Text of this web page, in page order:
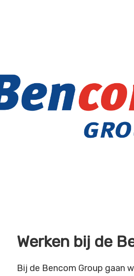
Werken bij de
Bij de Bencom Group gaan